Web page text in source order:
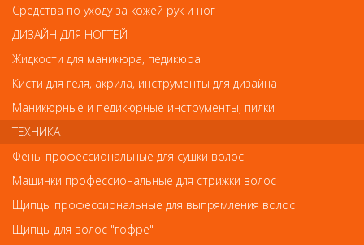
Отзывы
Ваш отзыв станет первым
Напишите свой отзыв
Комментарий
Средства по уходу за кожей рук и ног
ДИЗАЙН ДЛЯ НОГТЕЙ
Жидкости для маникюра, педикюра
Кисти для геля, акрила, инструменты для дизайна
Маникюрные и педикюрные инструменты, пилки
ТЕХНИКА
Фены профессиональные для сушки волос
Машинки профессиональные для стрижки волос
Щипцы профессиональные для выпрямления волос
Щипцы для волос "гофре"